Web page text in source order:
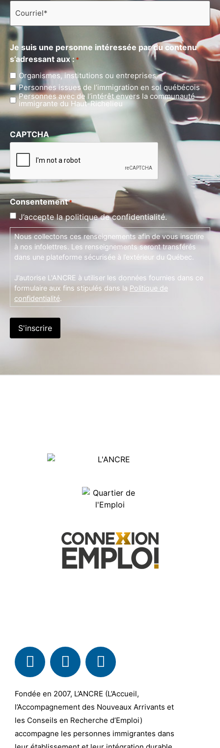
Courriel
Je suis une personne intéressée par du contenu
s’adressant aux : *
Organismes, institutions ou entreprises
Personnes issues de l’immigration en sol québécois
Personnes avec de l’intérêt envers la communauté
immigrante du Haut-Richelieu
CAPTCHA
Consentement*
J’accepte la politique de confidentialité.
Nous collectons ces renseignements afin de vous inscrire
à nos infolettres. Les renseignements seront transférés
dans une plateforme sécurisée à l’extérieur du Québec.
J’autorise L'ANCRE à utiliser les données fournies dans ce
formulaire aux fins stipulés dans la Politique de
confidentialité.
S'inscrire
Fondée en 2007, L’ANCRE (L’Accueil,
l’Accompagnement des Nouveaux Arrivants et
les Conseils en Recherche d’Emploi)
accompagne les personnes immigrantes dans